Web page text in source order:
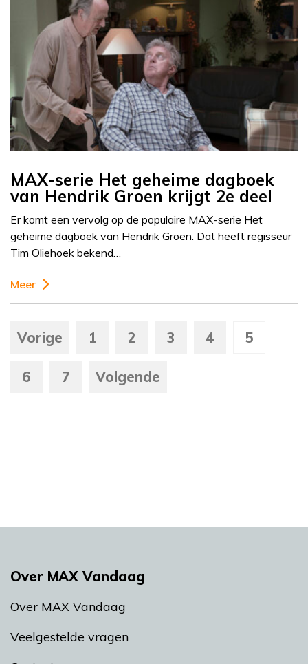
MAX-serie Het geheime dagboek
van Hendrik Groen krijgt 2e deel
Er komt een vervolg op de populaire MAX-serie Het
geheime dagboek van Hendrik Groen. Dat heeft regisseur
Tim Oliehoek bekend…
Meer
Vorige 1 2 3 4 5
6 7 Volgende
Over MAX Vandaag
Over MAX Vandaag
Veelgestelde vragen